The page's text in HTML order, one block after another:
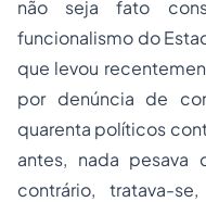
não seja fato
funcionalismo do
que levou
por denúncia de
quarenta políticos
antes, nada pesava
contrário, tratava-